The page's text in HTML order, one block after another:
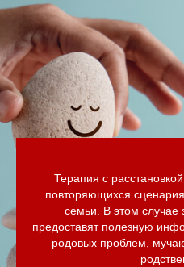
Терапия с
повторяющихся
семьи. В этом случае
предоставят полезную
родовых проблем,